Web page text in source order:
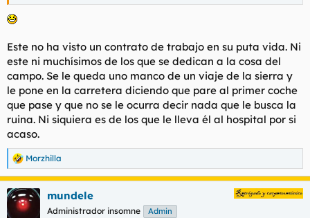
Este no ha visto un contrato de trabajo en su puta vida. Ni
este ni muchísimos de los que se dedican a la cosa del
campo. Se le queda uno manco de un viaje de la sierra y
le pone en la carretera diciendo que pare al primer coche
que pase y que no se le ocurra decir nada que le busca la
ruina. Ni siquiera es de los que le lleva él al hospital por si
acaso.
R
e
a
c
Morzhilla
mundele
Administrador insomne Admin